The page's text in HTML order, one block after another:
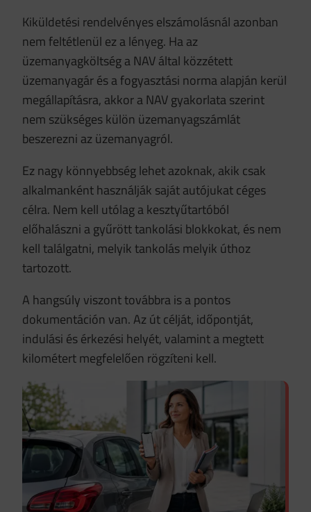
Kiküldetési rendelvényes elszámolásnál azonban
nem feltétlenül ez a lényeg. Ha az
üzemanyagköltség a NAV által közzétett
üzemanyagár és a fogyasztási norma alapján kerül
megállapításra, akkor a NAV gyakorlata szerint
nem szükséges külön üzemanyagszámlát
beszerezni az üzemanyagról.
Ez nagy könnyebbség lehet azoknak, akik csak
alkalmanként használják saját autójukat céges
célra. Nem kell utólag a kesztyűtartóból
előhalászni a gyűrött tankolási blokkokat, és nem
kell találgatni, melyik tankolás melyik úthoz
tartozott.
A hangsúly viszont továbbra is a pontos
dokumentáción van. Az út célját, időpontját,
indulási és érkezési helyét, valamint a megtett
kilométert megfelelően rögzíteni kell.